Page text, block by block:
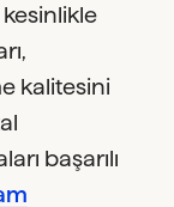
kalitesini
başarılı